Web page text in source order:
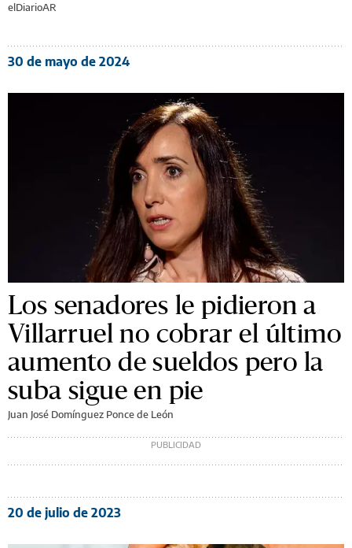
elDiarioAR
30 de mayo de 2024
Los senadores le pidieron a
Villarruel no cobrar el último
aumento de sueldos pero la
suba sigue en pie
Juan José Domínguez Ponce de León
20 de julio de 2023